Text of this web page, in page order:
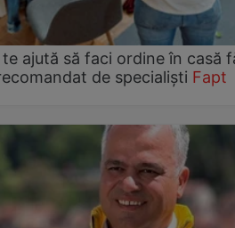
te ajută să faci ordine în casă
de specialiști Fapt